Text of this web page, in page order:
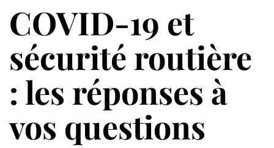
COVID-19 et
sécurité routière
: les réponses à
vos questions